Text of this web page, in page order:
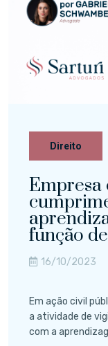
Direito
Empresa
função
16/10/2023
Em ação civil
a atividade de
com a